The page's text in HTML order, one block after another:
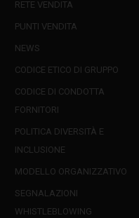
RETE VENDITA
PUNTI VENDITA
NEWS
CODICE ETICO DI GRUPPO
CODICE DI CONDOTTA
FORNITORI
POLITICA DIVERSITÀ E
INCLUSIONE
MODELLO ORGANIZZATIVO
SEGNALAZIONI
WHISTLEBLOWING